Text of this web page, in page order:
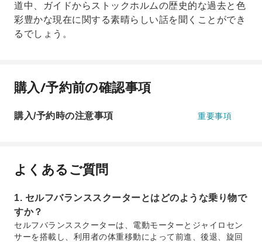
道中、ガイドからストックホルムの歴史的な過去と色
彩豊かな現在に関する素晴らしい話を聞くことができ
るでしょう。
購入/予約前の確認事項
購入/予約時の注意事項 重要事項
よくあるご質問
1. セルフバランススクーターとはどのような乗り物で
すか？
セルフバランススクーターは、電動モーターとジャイロセン
サーを搭載し、利用者の体重移動によって前進、後退、旋回